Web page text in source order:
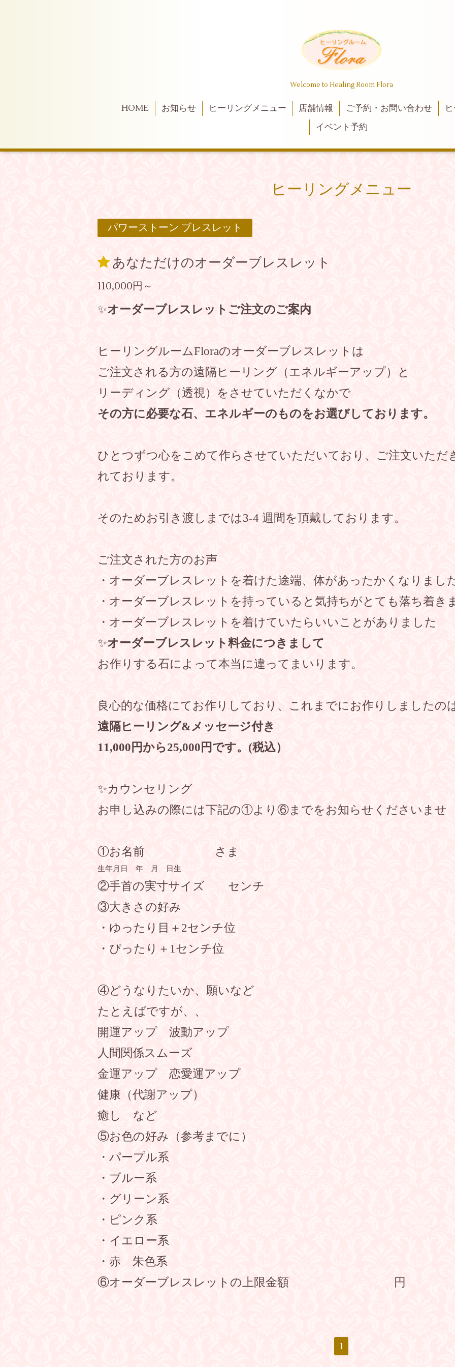
Welcome to Healing Room Flora
HOME お知らせ ヒーリングメニュー 店舗情報 ご予約・お問い合わせ
イベント予約
ヒーリングメニュー
パワーストーン ブレスレット
あなただけのオーダーブレスレット
110,000円～
✨オーダーブレスレットご注文のご案内
ヒーリングルームFloraのオーダーブレスレットは
ご注文される方の遠隔ヒーリング（エネルギーアップ）と
リーディング（透視）をさせていただくなかで
その方に必要な石、エネルギーのものをお選びしております。
ひとつずつ心をこめて作らさせていただいており、ご注文いただ
れております。
そのためお引き渡しまでは3-4 週間を頂戴しております。
ご注文された方のお声
・オーダーブレスレットを着けた途端、体があったかくなりまし
・オーダーブレスレットを持っていると気持ちがとても落ち着き
・オーダーブレスレットを着けていたらいいことがありました
✨オーダーブレスレット料金につきまして
お作りする石によって本当に違ってまいります。
良心的な価格にてお作りしており、これまでにお作りしましたの
遠隔ヒーリング&メッセージ付き
11,000円から25,000円です。(税込）
✨カウンセリング
お申し込みの際には下記の①より⑥までをお知らせくださいませ
①お名前 さま
生年月日 年 月 日生
②手首の実寸サイズ センチ
③大きさの好み
・ゆったり目＋2センチ位
・ぴったり＋1センチ位
④どうなりたいか、願いなど
たとえばですが、、
開運アップ 波動アップ
人間関係スムーズ
金運アップ 恋愛運アップ
健康（代謝アップ）
癒し など
⑤お色の好み（参考までに）
・パープル系
・ブルー系
・グリーン系
・ピンク系
・イエロー系
・赤 朱色系
⑥オーダーブレスレットの上限金額 円
1